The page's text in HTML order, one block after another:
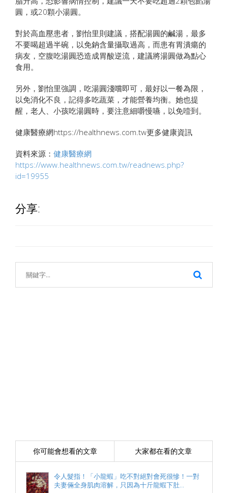
圓，或20顆小湯圓。
對於高血壓患者，劉怡里則建議，搭配湯圓的鹹湯，最多
不要喝超過半碗，以免鈉含量攝取過高，而患有胃潰瘍的
病友，空腹吃湯圓恐造成胃酸逆流，建議將湯圓做為點心
食用。
另外，劉怡里強調，吃湯圓淺嚐即可，最好以一餐為限，
以免消化不良，記得多吃蔬菜，才能營養均衡。她也提
醒，老人、小孩吃湯圓時，要注意細嚼慢嚥，以免噎到。
健康醫療網https://healthnews.com.tw更多健康資訊
資料來源： 健康醫療網
https://www.healthnews.com.tw/readnews.php?
id=19955
分享:
你可能會想看的文章 大家都在看的文章
令人髮指！「小龍蝦」吃不對絕對會死很慘！一對
夫妻倆全身肌肉溶解，只因為十斤龍蝦下肚...